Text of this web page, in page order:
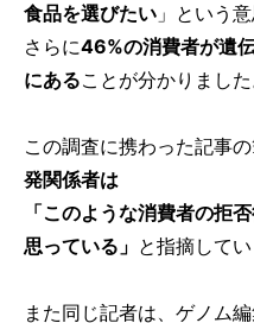
食品を選びたい 」という
さらに46%の消費者が遺
にあることが分かりました
この調査に携わった記事の
発関係者は
「このような消費者の拒
思っている」 と指摘してい
また同じ記者は、ゲノム